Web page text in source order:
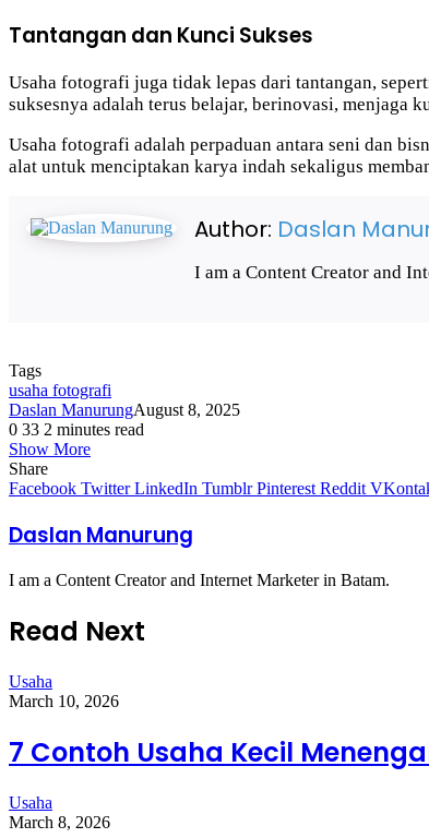
Tantangan dan Kunci Sukses
Usaha fotografi juga tidak lepas dari tantangan,
suksesnya adalah terus belajar, berinovasi, menjaga
Usaha fotografi adalah perpaduan antara seni dan
alat untuk menciptakan karya indah sekaligus
Author: Daslan
I am a Content Creator and
Tags
usaha fotografi
Daslan ManurungAugust 8, 2025
0 33 2 minutes read
Show More
Share
Facebook Twitter LinkedIn Tumblr Pinterest Reddit
Daslan Manurung
I am a Content Creator and Internet Marketer in Batam.
Read Next
Usaha
March 10, 2026
7 Contoh Usaha Kecil
Usaha
March 8, 2026